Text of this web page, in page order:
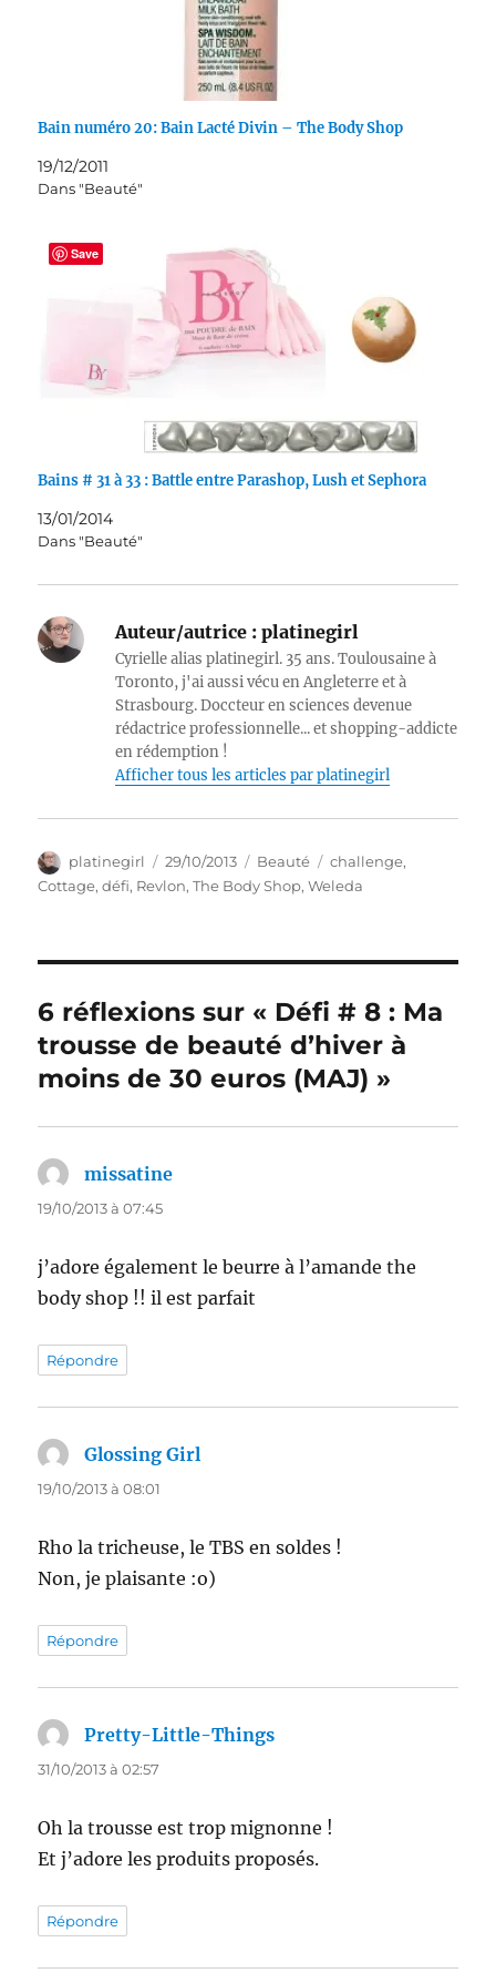
Bain numéro 20: Bain Lacté Divin – The Body Shop
19/12/2011
Dans "Beauté"
Bains # 31 à 33 : Battle entre Parashop, Lush et Sephora
13/01/2014
Dans "Beauté"
Auteur/autrice : platinegirl
Cyrielle alias platinegirl. 35 ans. Toulousaine à
Toronto, j'ai aussi vécu en Angleterre et à
Strasbourg. Doccteur en sciences devenue
rédactrice professionnelle... et shopping-addicte
en rédemption !
Afficher tous les articles par platinegirl
Auteur
platinegirl
Publié
le
29/10/2013 Catégories
Beauté Étiquettes
challenge,
Cottage,défi, Revlon,The Body Shop,Weleda
6 réflexions sur « Défi # 8 : Ma
trousse de beauté d’hiver à
moins de 30 euros (MAJ) »
missatine
19/10/2013 à 07:45
j’adore également le beurre à l’amande the
body shop !! il est parfait
Répondre
Glossing Girl
19/10/2013 à 08:01
Rho la tricheuse, le TBS en soldes !
Non, je plaisante :o)
Répondre
Pretty-Little-Things
31/10/2013 à 02:57
Oh la trousse est trop mignonne !
Et j’adore les produits proposés.
Répondre
Save